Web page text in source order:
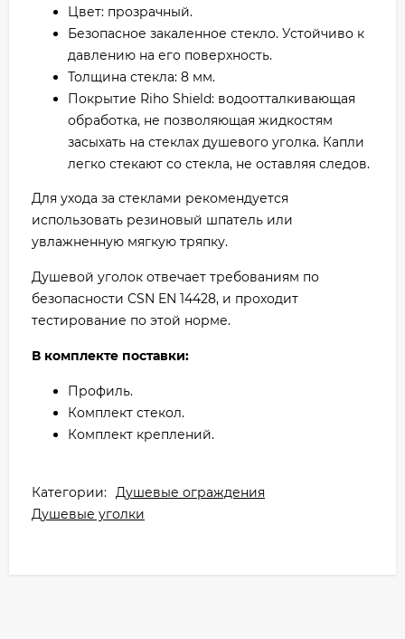
Цвет: прозрачный.
Безопасное закаленное стекло. Устойчиво к
давлению на его поверхность.
Толщина стекла: 8 мм.
Покрытие Riho Shield: водоотталкивающая
обработка, не позволяющая жидкостям
засыхать на стеклах душевого уголка. Капли
легко стекают со стекла, не оставляя следов.
Для ухода за стеклами рекомендуется
использовать резиновый шпатель или
увлажненную мягкую тряпку.
Душевой уголок отвечает требованиям по
безопасности CSN EN 14428, и проходит
тестирование по этой норме.
В комплекте поставки:
Профиль.
Комплект стекол.
Комплект креплений.
Категории: Душевые ограждения
Душевые уголки